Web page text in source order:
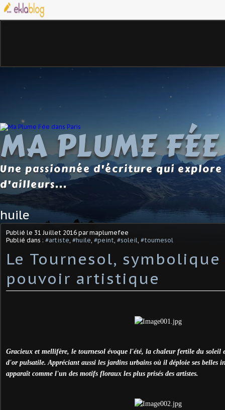
MA PLUME
Une passionnée d'écriture qui
d'ailleurs...
huile
Publié le 31 Juillet 2016 par maplumefee
Publié dans : #artiste #huile #peint #soleil #tournesol
Le Tournesol,
pouvoir artistique
Gracieux et mellifère, le tournesol évoque l'été, la chaleur fertile du soleil
d'or pulsatile. Appréciant aussi les jardins urbains où il déploie ses belles
apparaît comme l'un des motifs floraux les plus prisés des artistes.